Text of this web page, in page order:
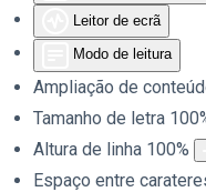
Leitor de ecrã
Modo de leitura
Ampliação de
Tamanho de letra 100
Altura de linha 100%
Espaço entre